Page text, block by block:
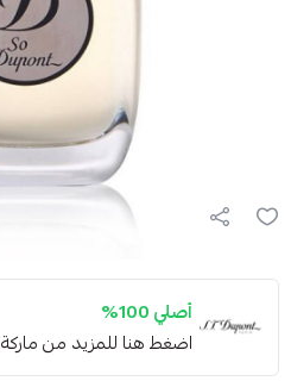
أصلي 100%
اضغط هنا للمزيد من ماركة